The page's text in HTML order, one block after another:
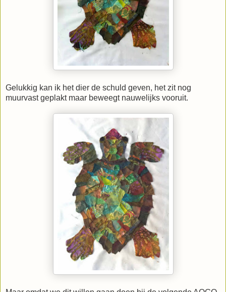
Gelukkig kan ik het dier de schuld geven, het zit nog
muurvast geplakt maar beweegt nauwelijks vooruit.